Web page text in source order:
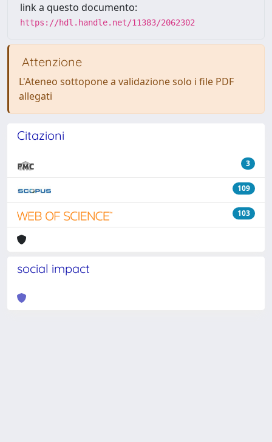
link a questo documento:
https://hdl.handle.net/11383/2062302
Attenzione
L'Ateneo sottopone a validazione solo i file PDF
allegati
Citazioni
3
109
103
social impact